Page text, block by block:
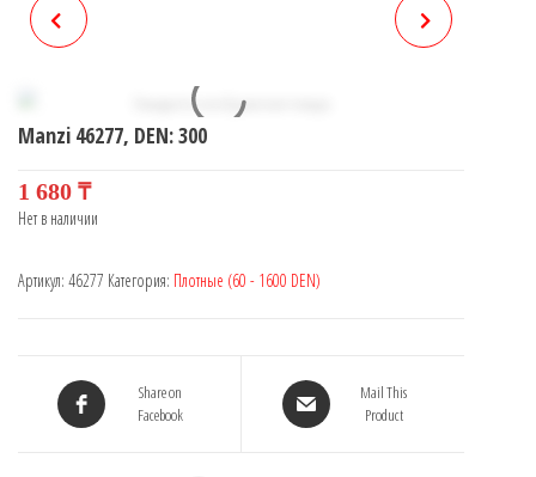
Manzi 46277, DEN: 300
1 680 ₸
Нет в наличии
Артикул: 46277 Категория: Плотные (60 - 1600 DEN)
Share on
Facebook
Mail This
Product